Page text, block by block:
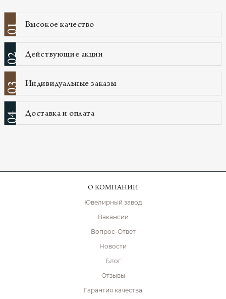
01 Высокое качество
02 Действующие акции
03 Индивидуальные заказы
04 Доставка и оплата
О КОМПАНИИ
Ювелирный завод
Вакансии
Вопрос-Ответ
Новости
Блог
Отзывы
Гарантия качества